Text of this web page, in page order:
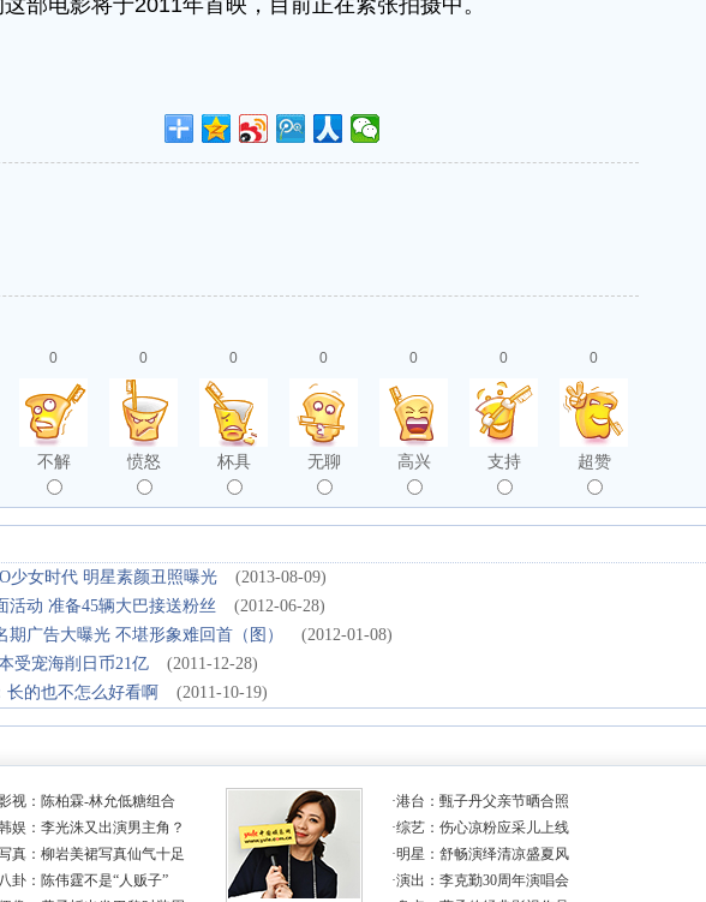
部电影将于2011年首映，目前正在紧张拍摄中。
0
不解
0
愤怒
0
杯具
0
无聊
0
高兴
0
支持
0
超赞
少女时代 明星素颜丑照曝光
(2013-08-09)
活动 准备45辆大巴接送粉丝
(2012-06-28)
广告大曝光 不堪形象难回首（图）
(2012-01-08)
受宠海削日币21亿
(2011-12-28)
长的也不怎么好看啊
(2011-10-19)